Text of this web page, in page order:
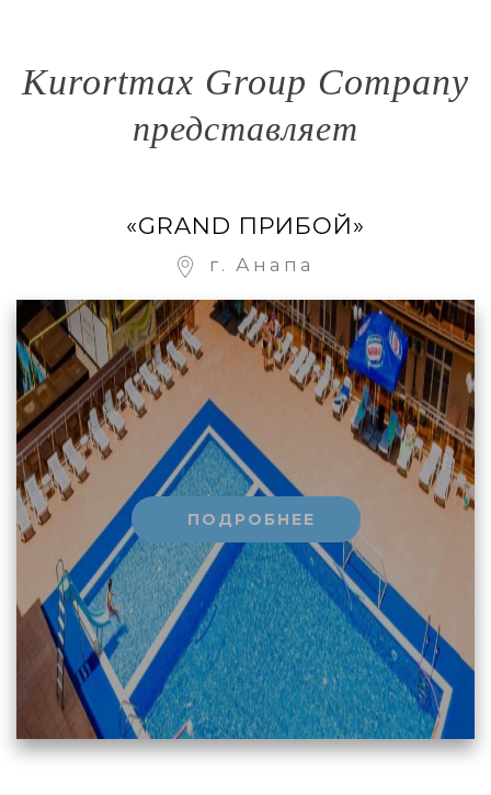
Kurortmax Group Company
представляет
«GRAND ПРИБОЙ»
г. Анапа
ПОДРОБНЕЕ